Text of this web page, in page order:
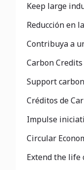
Keep large
Reducción en
Contribuya a
Carbon
Support
Créditos de
Impulse
Circular
Extend the life